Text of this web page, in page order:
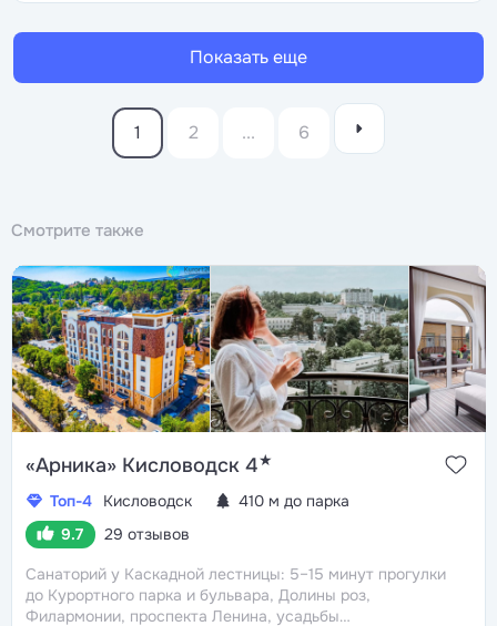
Показать еще
1 2 ... 6
Смотрите также
«Арника» Кисловодск 4★
Топ-4 Кисловодск
410 м до парка
9.7
29 отзывов
Санаторий у Каскадной лестницы: 5–15 минут прогулки
до Курортного парка и бульвара, Долины роз,
Филармонии, проспекта Ленина, усадьбы